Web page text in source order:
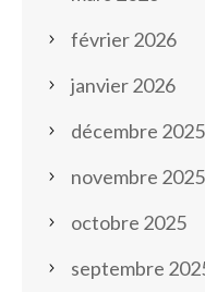
février 2026
janvier 2026
décembre 2025
novembre 2025
octobre 2025
septembre